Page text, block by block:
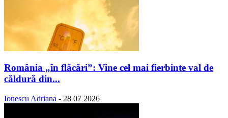
România „în flăcări”: Vine cel mai fierbinte val de
căldură din...
Ionescu Adriana - 28 07 2026